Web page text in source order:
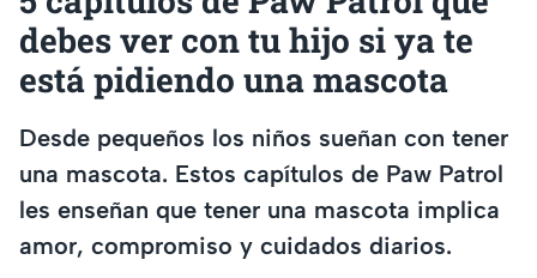
debes ver con tu hijo si ya te
está pidiendo una mascota
Desde pequeños los niños sueñan con tener
una mascota. Estos capítulos de Paw Patrol
les enseñan que tener una mascota implica
amor, compromiso y cuidados diarios.